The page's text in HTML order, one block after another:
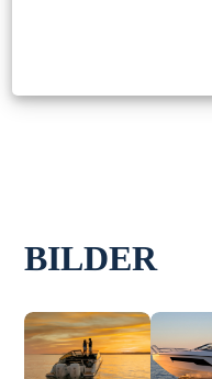
BILDER